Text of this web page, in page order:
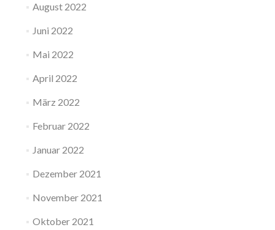
August 2022
Juni 2022
Mai 2022
April 2022
März 2022
Februar 2022
Januar 2022
Dezember 2021
November 2021
Oktober 2021